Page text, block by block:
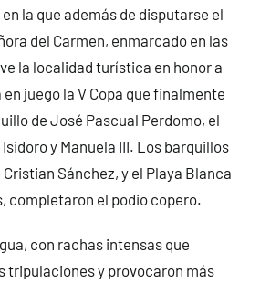
la que además de disputarse el
del Carmen, enmarcado en las
la localidad turística en honor a
juego la V Copa que finalmente
de José Pascual Perdomo, el
y Manuela III. Los barquillos
Sánchez, y el Playa Blanca
completaron el podio copero.
con rachas intensas que
tripulaciones y provocaron más